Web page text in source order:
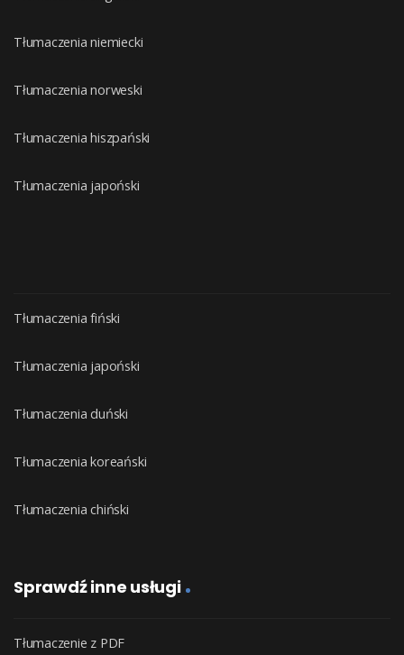
Tłumaczenia niemiecki
Tłumaczenia norweski
Tłumaczenia hiszpański
Tłumaczenia japoński
Tłumaczenia fiński
Tłumaczenia japoński
Tłumaczenia duński
Tłumaczenia koreański
Tłumaczenia chiński
Sprawdź inne usługi
Tłumaczenie z PDF